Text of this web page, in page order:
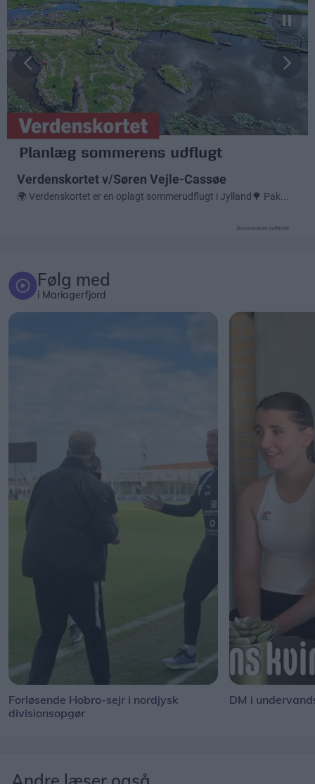
Annonceret indhold
Følg med
i Mariagerfjord
Forløsende Hobro-sejr i nordjysk
divisionsopgør
DM i